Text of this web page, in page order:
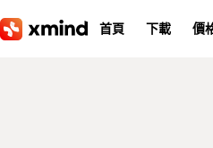
首頁 下載 價